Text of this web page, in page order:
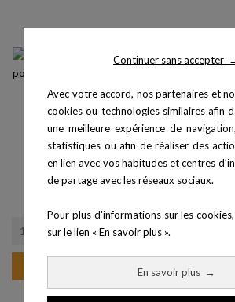
Continuer sans accepter
Avec votre accord, nos partenaires et
cookies ou technologies similaires afin
une meilleure expérience de
statistiques ou afin de réaliser des
en lien avec vos habitudes et centres
de partage avec les réseaux sociaux.
Pour plus d'informations sur les
sur le lien « En savoir plus ».
En savoir plus →
Licence 2 ans et 8 montres
pour...
Ajouter au panier
Licence